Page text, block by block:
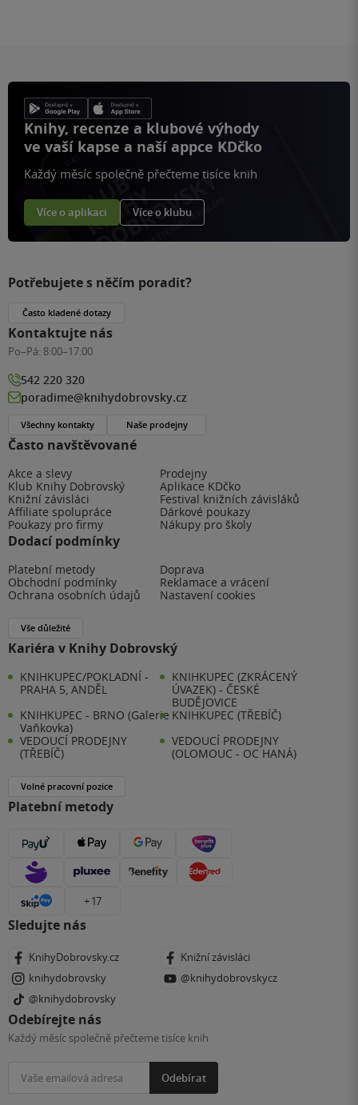
Knihy, recenze a klubové výhody
ve vaší kapse a naší appce KDčko
Každý měsíc společně přečteme tisíce knih
Více o aplikaci Více o klubu
Často navštěvované
Akce a slevy
Prodejny
Klub Knihy Dobrovský
Aplikace KDčko
Knižní závisláci
Festival knižních závisláků
Affiliate spolupráce
Dárkové poukazy
Poukazy pro firmy
Nákupy pro školy
Dodací podmínky
Platební metody
Doprava
Obchodní podmínky
Reklamace a vrácení
Ochrana osobních údajů
Nastavení cookies
Vše důležité
Kariéra v Knihy Dobrovský
KNIHKUPEC/POKLADNÍ -
PRAHA 5, ANDĚL
KNIHKUPEC (ZKRÁCENÝ
ÚVAZEK) - ČESKÉ
BUDĚJOVICE
KNIHKUPEC - BRNO (Galerie
Vaňkovka)
KNIHKUPEC (TŘEBÍČ)
VEDOUCÍ PRODEJNY
(TŘEBÍČ)
VEDOUCÍ PRODEJNY
(OLOMOUC - OC HANÁ)
Volné pracovní pozice
Platební metody
+ 17
Sledujte nás
KnihyDobrovsky.cz
Knižní závisláci
knihydobrovsky
@knihydobrovskycz
@knihydobrovsky
Odebírejte nás
Každý měsíc společně přečteme tisíce knih
Odebírat
Potřebujete s něčím poradit?
Často kladené dotazy
Kontaktujte nás
Po–Pá: 8:00–17:00
542 220 320
poradime@knihydobrovsky.cz
Všechny kontakty Naše prodejny